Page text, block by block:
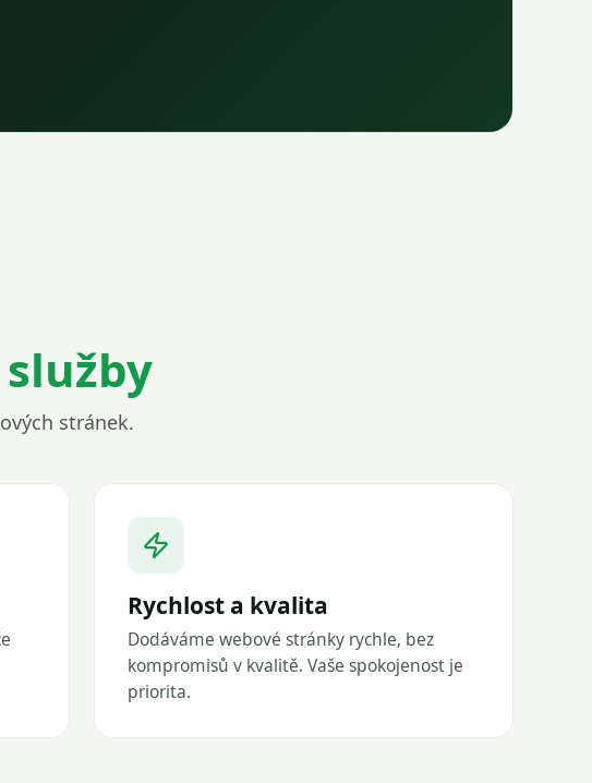
stránek.
Rychlost a kvalita
Dodáváme webové stránky rychle, bez
kompromisů v kvalitě. Vaše spokojenost je
priorita.